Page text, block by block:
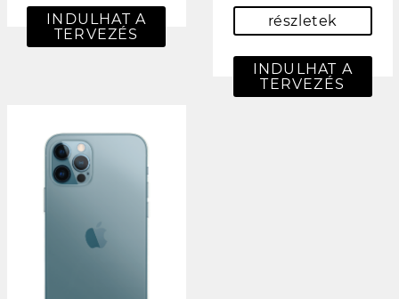
INDULHAT A
TERVEZÉS
részletek
INDULHAT A
TERVEZÉS